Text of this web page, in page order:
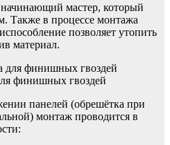
мастер, который
Также в процессе монтажа
позволяет утопить
материал.
финишных гвоздей
панелей (обрешётка при
монтаж проводится в